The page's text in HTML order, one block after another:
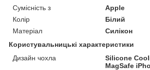
Сумісність з
Apple
Колір
Білий
Матеріал
Силікон
Користувальницькі характеристики
Дизайн чохла
Silicone
MagSafe